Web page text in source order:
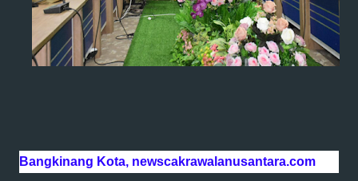
Bangkinang Kota, newscakrawalanusantara.com